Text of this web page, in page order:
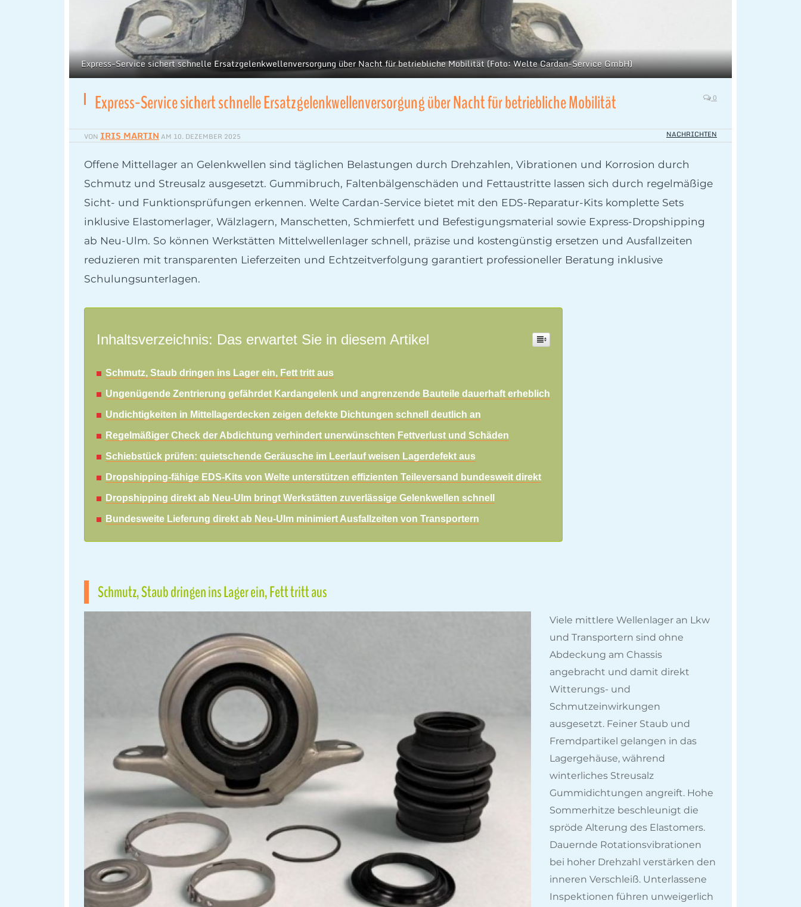
Express-Service sichert schnelle Ersatzgelenkwellenversorgung über Nacht für betriebliche Mobilität (Foto: Welte Cardan-Service GmbH)
Express-Service sichert schnelle Ersatzgelenkwellenversorgung über Nacht für betriebliche Mobilität 0
VON IRIS MARTIN AM 10. DEZEMBER 2025 NACHRICHTEN
Offene Mittellager an Gelenkwellen sind täglichen Belastungen durch Drehzahlen, Vibrationen und Korrosion durch
Schmutz und Streusalz ausgesetzt. Gummibruch, Faltenbälgenschäden und Fettaustritte lassen sich durch regelmäßige
Sicht- und Funktionsprüfungen erkennen. Welte Cardan-Service bietet mit den EDS-Reparatur-Kits komplette Sets
inklusive Elastomerlager, Wälzlagern, Manschetten, Schmierfett und Befestigungsmaterial sowie Express-Dropshipping
ab Neu-Ulm. So können Werkstätten Mittelwellenlager schnell, präzise und kostengünstig ersetzen und Ausfallzeiten
reduzieren mit transparenten Lieferzeiten und Echtzeitverfolgung garantiert professioneller Beratung inklusive
Schulungsunterlagen.
Inhaltsverzeichnis: Das erwartet Sie in diesem Artikel
Schmutz, Staub dringen ins Lager ein, Fett tritt aus
Ungenügende Zentrierung gefährdet Kardangelenk und angrenzende Bauteile dauerhaft erheblich
Undichtigkeiten in Mittellagerdecken zeigen defekte Dichtungen schnell deutlich an
Regelmäßiger Check der Abdichtung verhindert unerwünschten Fettverlust und Schäden
Schiebstück prüfen: quietschende Geräusche im Leerlauf weisen Lagerdefekt aus
Dropshipping-fähige EDS-Kits von Welte unterstützen effizienten Teileversand bundesweit direkt
Dropshipping direkt ab Neu-Ulm bringt Werkstätten zuverlässige Gelenkwellen schnell
Bundesweite Lieferung direkt ab Neu-Ulm minimiert Ausfallzeiten von Transportern
Schmutz, Staub dringen ins Lager ein, Fett tritt aus
Viele mittlere Wellenlager an Lkw
und Transportern sind ohne
Abdeckung am Chassis
angebracht und damit direkt
Witterungs- und
Schmutzeinwirkungen
ausgesetzt. Feiner Staub und
Fremdpartikel gelangen in das
Lagergehäuse, während
winterliches Streusalz
Gummidichtungen angreift. Hohe
Sommerhitze beschleunigt die
spröde Alterung des Elastomers.
Dauernde Rotationsvibrationen
bei hoher Drehzahl verstärken den
inneren Verschleiß. Unterlassene
Inspektionen führen unweigerlich